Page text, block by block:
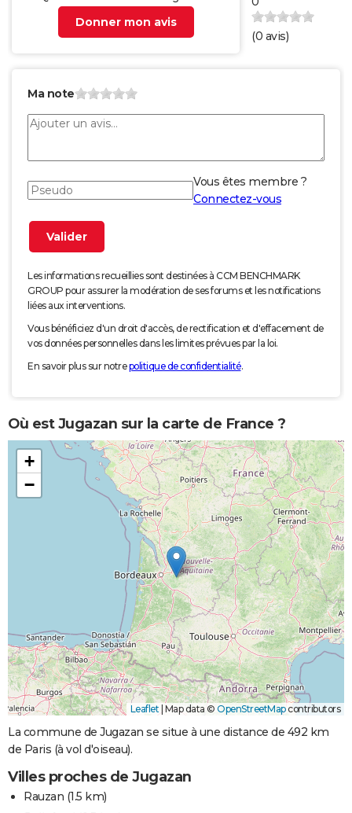
Donner mon avis
(0 avis)
Ma note
Vous êtes membre ?
Connectez-vous
Les informations recueillies sont destinées à CCM BENCHMARK
GROUP pour assurer la modération de ses forums et les notifications
liées aux interventions.
Vous bénéficiez d'un droit d'accès, de rectification et d'effacement de
vos données personnelles dans les limites prévues par la loi.
En savoir plus sur notrepolitique de confidentialité.
Où est Jugazan sur la carte de France ?
+
−
Leaflet Map data © OpenStreetMapcontributors
La commune de Jugazan se situe à une distance de 492 km
de Paris (à vol d'oiseau).
Villes proches de Jugazan
Rauzan (1.5 km)